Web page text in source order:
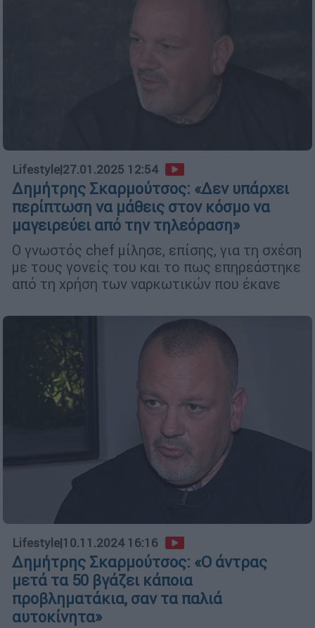
Lifestyle|27.01.2025 12:54
Δημήτρης Σκαρμούτσος: «Δεν υπάρχει
περίπτωση να μάθεις στον κόσμο να
μαγειρεύει από την τηλεόραση»
Ο γνωστός chef μίλησε, επίσης, για τη σχέση
με τους γονείς του και το πως επηρεάστηκε
από τη χρήση των ναρκωτικών που έκανε
Lifestyle|10.11.2024 16:16
Δημήτρης Σκαρμούτσος: «Ο άντρας
μετά τα 50 βγάζει κάποια
προβληματάκια, σαν τα παλιά
αυτοκίνητα»